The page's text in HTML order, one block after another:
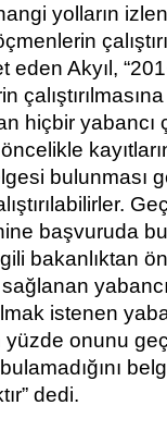
yolların
Akyıl,
hiçbir yabancı
bulunması
başvuruda
bakanlıktan
istenen
yüzde onunu
dedi.